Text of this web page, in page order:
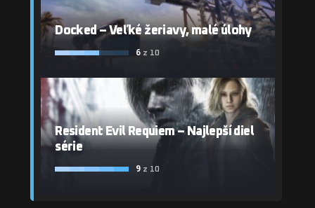
Docked – Veľké žeriavy, malé úlohy
6 z 10
Resident Evil Requiem – Najlepší diel
série
9 z 10